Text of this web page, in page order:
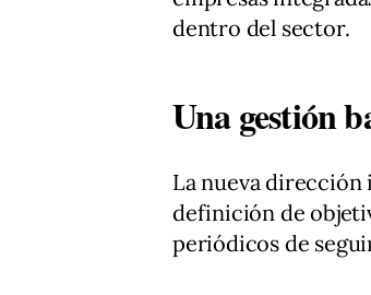
dentro del sector.
Una gestión
La nueva dirección
definición de
periódicos de